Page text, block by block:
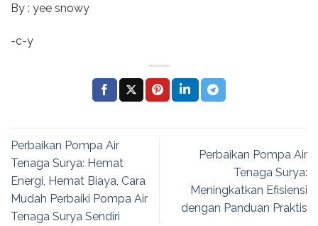
By : yee snowy
-c-y
Perbaikan Pompa Air
Tenaga Surya: Hemat
Energi, Hemat Biaya, Cara
Mudah Perbaiki Pompa Air
Tenaga Surya Sendiri
Perbaikan Pompa Air
Tenaga Surya:
Meningkatkan Efisiensi
dengan Panduan Praktis